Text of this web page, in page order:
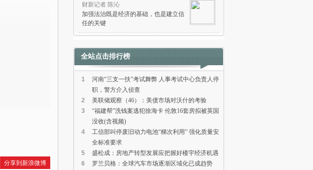
分享到新浪微博
财新记者 陈沁
加强法治既是经济的基础，也是建立信
任的关键
全站点击排行榜
1
河南“三支一扶”考试舞弊 人事考试中心负责人停
职，警方介入侦查
2
美联储观察（46）：美债市场对沃什的考验
3
“福建帮”洗钱案逃犯徐海卡 伦敦16套房拟被英国
没收(含视频)
4
工信部叫停废旧动力电池“梯次利用” 强化质量安
全标准要求
5
盛松成：房地产转型发展应把握好楼宇经济机遇
6
罗兰贝格：全球汽车市场逐渐区域化已成趋势